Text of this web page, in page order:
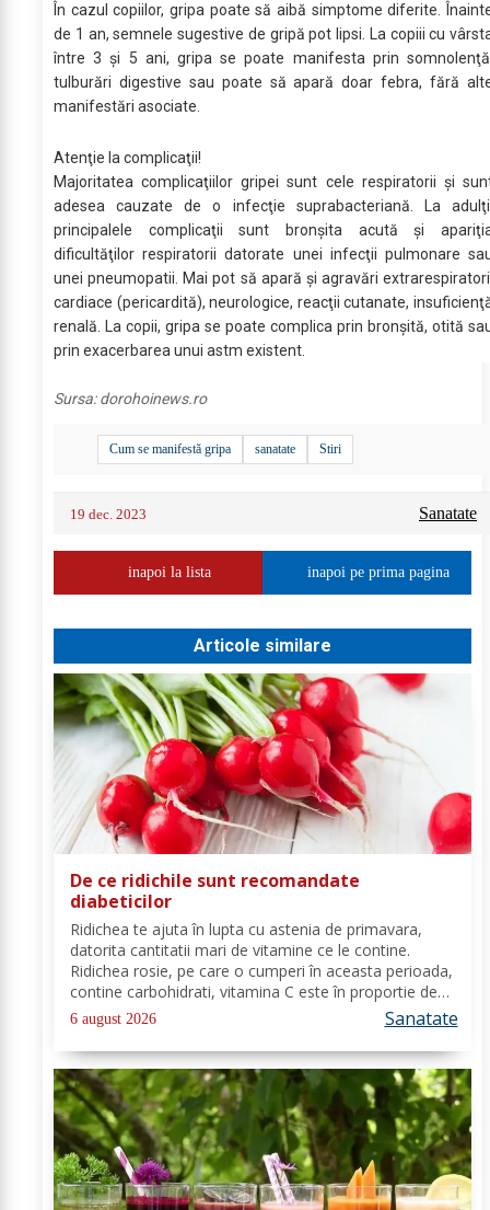
În cazul copiilor, gripa poate să aibă simptome diferite.
de 1 an, semnele sugestive de gripă pot lipsi. La copiii cu
între 3 şi 5 ani, gripa se poate manifesta prin
tulburări digestive sau poate să apară doar febra, fără
manifestări asociate.
Atenţie la complicaţii!
Majoritatea complicaţiilor gripei sunt cele respiratorii şi
adesea cauzate de o infecţie suprabacteriană. La
principalele complicaţii sunt bronşita acută şi
dificultăţilor respiratorii datorate unei infecţii pulmonare
unei pneumopatii. Mai pot să apară şi agravări
cardiace (pericardită), neurologice, reacţii cutanate,
renală. La copii, gripa se poate complica prin bronşită, otită
prin exacerbarea unui astm existent.
Sursa:dorohoinews.ro
Cum se manifestă gripa sanatate Stiri
19 dec. 2023 Sanatate
inapoi la lista inapoi pe prima pagina
Articole similare
De ce ridichile sunt recomandate
diabeticilor
Ridichea te ajuta în lupta cu astenia de primavara,
datorita cantitatii mari de vitamine ce le contine.
Ridichea rosie, pe care o cumperi în aceasta perioada,
contine carbohidrati, vitamina C este în proportie de
25%, vitamina B, acid folic, potasiu, magneziu si multe
alte componente ce-ti sunt de...
6 august 2026 Sanatate